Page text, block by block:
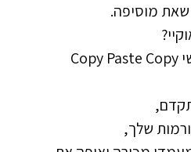
מוסיפה.
תעשי אפילו ככה… תעשי Copy Paste Copy
שלך,